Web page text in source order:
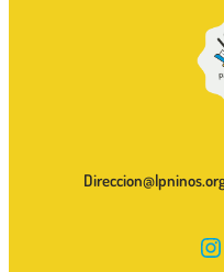
Instagram